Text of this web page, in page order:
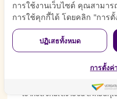
การปรับบุคลิกภา
การปรับบุคลิกภาพไม่ใช่แค่เรื่อ
ปัจจัยสำคัญสู่ความสำเร็จ และ
ความท้าทาย สร้างความประทับ
ต่อความก้าวหน้าในหน้าที่การงา
เข้ากับสังคมได้ง่ายขึ้น สะท้อนคุ
การใช้งานเว็บไซต์ คุณสามา
การใช้คุกกี้ได้ โดยคลิก "การ
ปฏิเสธทั้งหมด
การตั้งค่